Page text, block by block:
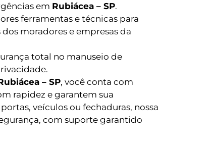
em Rubiácea – SP.
ferramentas e técnicas para
moradores e empresas da
total no manuseio de
– SP, você conta com
rapidez e garantem sua
veículos ou fechaduras, nossa
com suporte garantido